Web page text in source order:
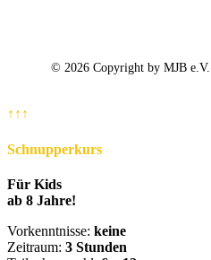
© 2026 Copyright by MJB e.V. |
↑↑↑
Schnupperkurs
Für Kids
ab 8 Jahre!
Vorkenntnisse: keine
Zeitraum: 3 Stunden